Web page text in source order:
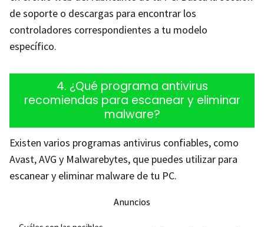
de soporte o descargas para encontrar los
controladores correspondientes a tu modelo
específico.
4. ¿Qué programa antivirus
recomiendas para escanear y eliminar
malware?
Existen varios programas antivirus confiables, como
Avast, AVG y Malwarebytes, que puedes utilizar para
escanear y eliminar malware de tu PC.
Anuncios